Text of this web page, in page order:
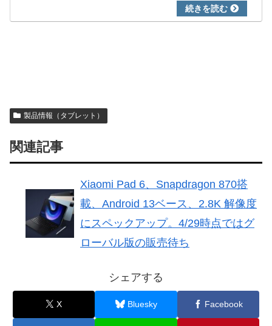
製品情報（タブレット）
関連記事
Xiaomi Pad 6、Snapdragon 870搭
載、Android 13ベース、2.8K 解像度
にスペックアップ。4/29時点ではグ
ローバル版の販売待ち
シェアする
X Bluesky Facebook